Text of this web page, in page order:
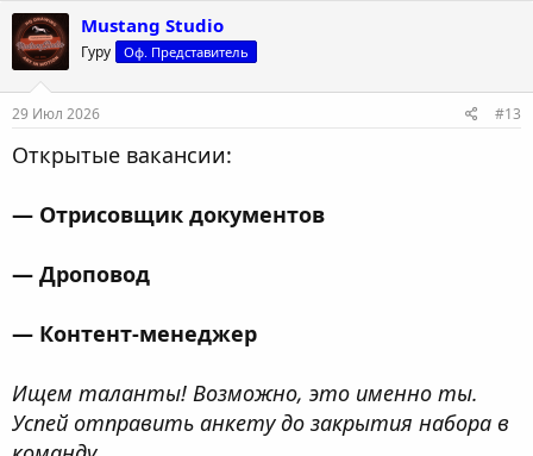
Mustang Studio
Гуру Оф. Представитель
29 Июл 2026 #13
Открытые вакансии:
— Отрисовщик документов
— Дроповод
— Контент-менеджер
Ищем таланты! Возможно, это именно ты.
Успей отправить анкету до закрытия набора в